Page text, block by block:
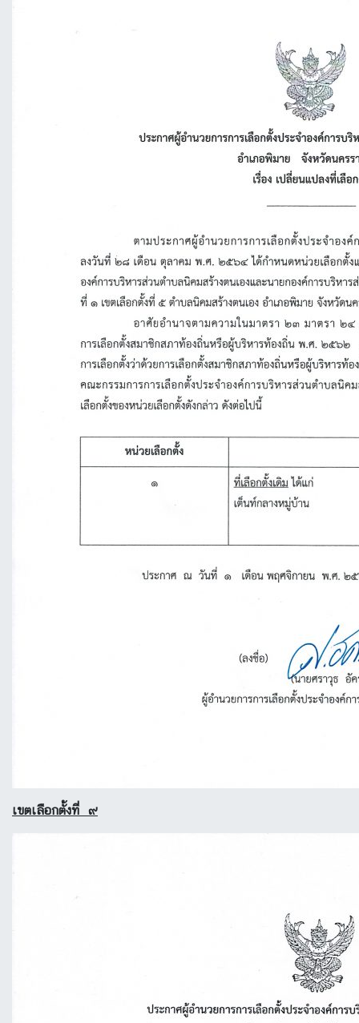
เขตเลือกตั้งที่ ๙